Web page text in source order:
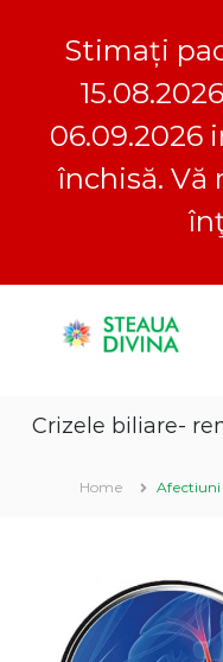
Stimați
06.09.2026
închisă.
Crizele biliare-
Home Afectiuni